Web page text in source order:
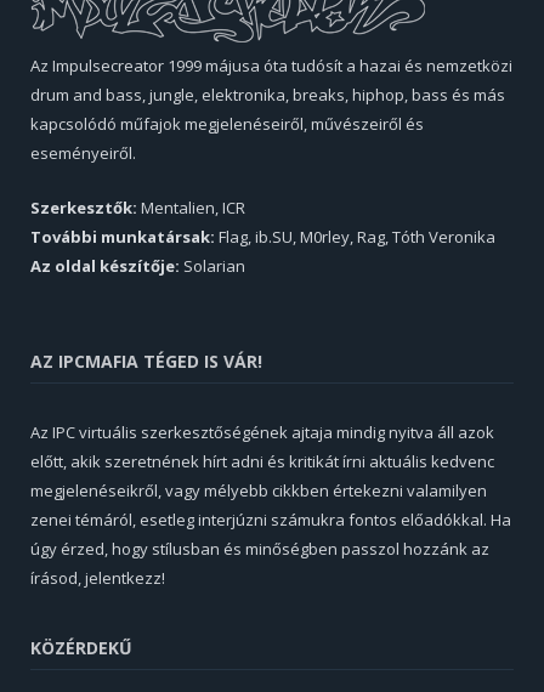
Az Impulsecreator 1999 májusa óta tudósít a hazai és nemzetközi
drum and bass, jungle, elektronika, breaks, hiphop, bass és más
kapcsolódó műfajok megjelenéseiről, művészeiről és
eseményeiről.
Szerkesztők: Mentalien, ICR
További munkatársak: Flag, ib.SU, M0rley, Rag, Tóth Veronika
Az oldal készítője: Solarian
AZ IPCMAFIA TÉGED IS VÁR!
Az IPC virtuális szerkesztőségének ajtaja mindig nyitva áll azok
előtt, akik szeretnének hírt adni és kritikát írni aktuális kedvenc
megjelenéseikről, vagy mélyebb cikkben értekezni valamilyen
zenei témáról, esetleg interjúzni számukra fontos előadókkal. Ha
úgy érzed, hogy stílusban és minőségben passzol hozzánk az
írásod, jelentkezz!
KÖZÉRDEKŰ